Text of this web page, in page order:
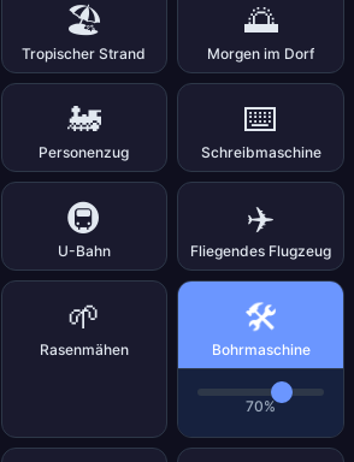
🏖️
Tropischer Strand
🌅
Morgen im Dorf
🚂
Personenzug
⌨️
Schreibmaschine
🚇
U-Bahn
✈️
Fliegendes Flugzeug
🌱
Rasenmähen
🛠️
Bohrmaschine
70%